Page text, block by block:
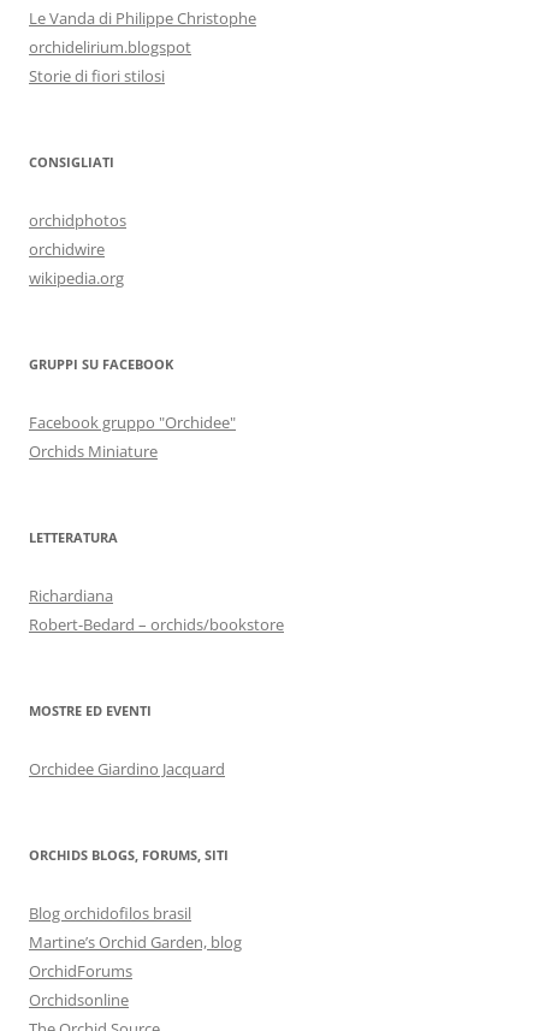
Le Vanda di Philippe Christophe
orchidelirium.blogspot
Storie di fiori stilosi
CONSIGLIATI
orchidphotos
orchidwire
wikipedia.org
GRUPPI SU FACEBOOK
Facebook gruppo "Orchidee"
Orchids Miniature
LETTERATURA
Richardiana
Robert-Bedard – orchids/bookstore
MOSTRE ED EVENTI
Orchidee Giardino Jacquard
ORCHIDS BLOGS, FORUMS, SITI
Blog orchidofilos brasil
Martine’s Orchid Garden, blog
OrchidForums
Orchidsonline